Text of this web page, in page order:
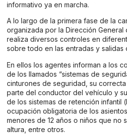
informativo ya en marcha.
A lo largo de la primera fase de la
organizada por la Dirección General
realiza diversos controles en
sobre todo en las entradas y salidas
En ellos los agentes informan a los
de los llamados “sistemas de
cinturones de seguridad, su
parte del conductor del vehículo y
de los sistemas de retención infantil
ocupación obligatoria de los
menores de 12 años o niños que no
altura, entre otros.